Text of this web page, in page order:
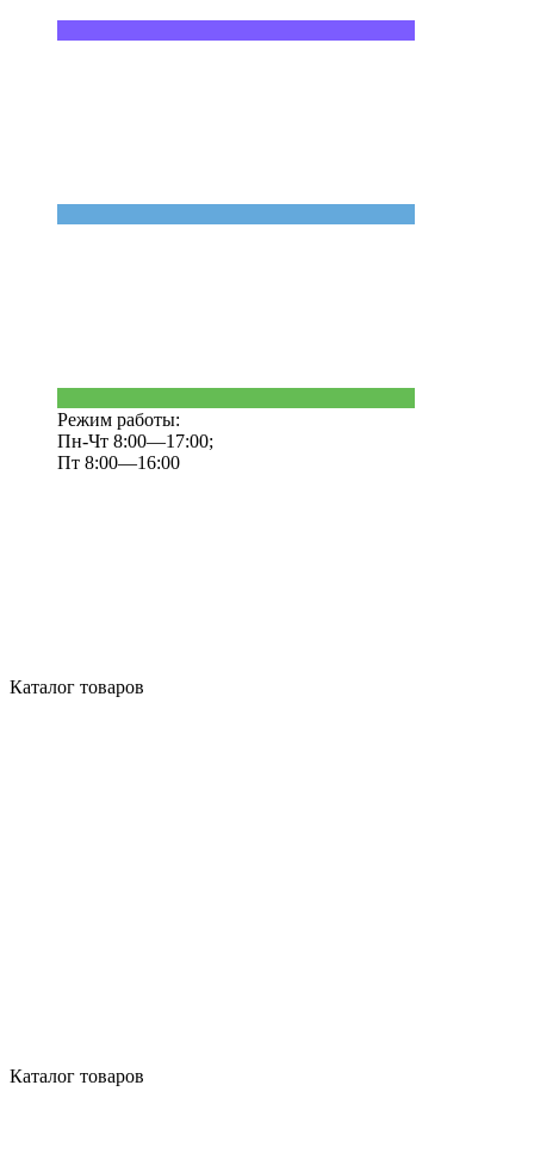
Режим работы:
Пн-Чт 8:00—17:00;
Пт 8:00—16:00
Каталог товаров
Каталог товаров